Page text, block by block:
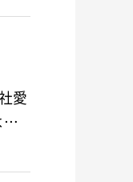
愛